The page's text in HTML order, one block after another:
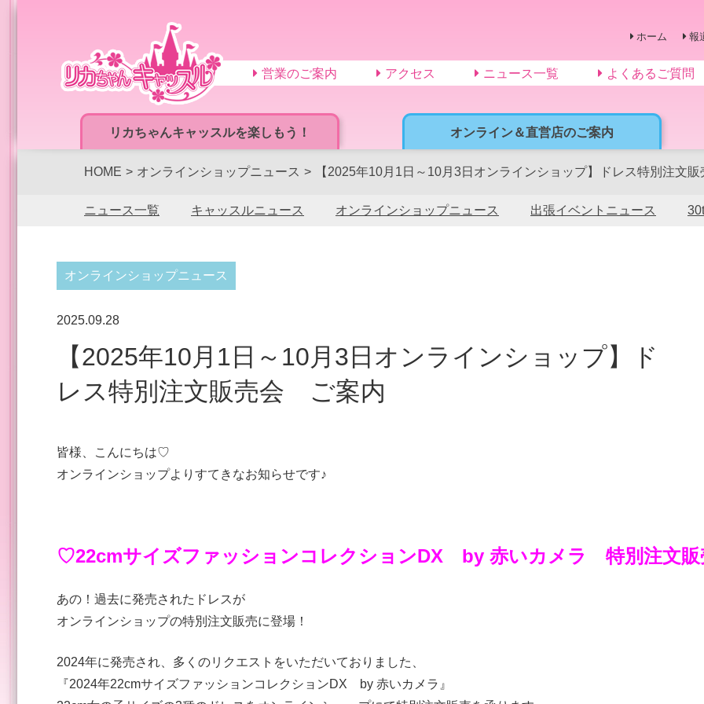
リカちゃんキャッスルを楽しもう！ オンライン＆直営店のご案内
ホーム 報
営業のご案内 アクセス ニュース一覧 よくあるご質問
HOME オンラインショップニュース 【2025年10月1日～10月3日オンラインショップ】ドレス特別注文
ニュース一覧 キャッスルニュース オンラインショップニュース 出張イベントニュース
オンラインショップニュース
2025.09.28
【2025年10月1日～10月3日オンラインショップ】ド
レス特別注文販売会 ご案内
皆様、こんにちは♡
オンラインショップよりすてきなお知らせです♪
♡22cmサイズファッションコレクションDX by 赤いカメラ 特別注文
あの！過去に発売されたドレスが
オンラインショップの特別注文販売に登場！
2024年に発売され、多くのリクエストをいただいておりました、
『2024年22cmサイズファッションコレクションDX by 赤いカメラ』